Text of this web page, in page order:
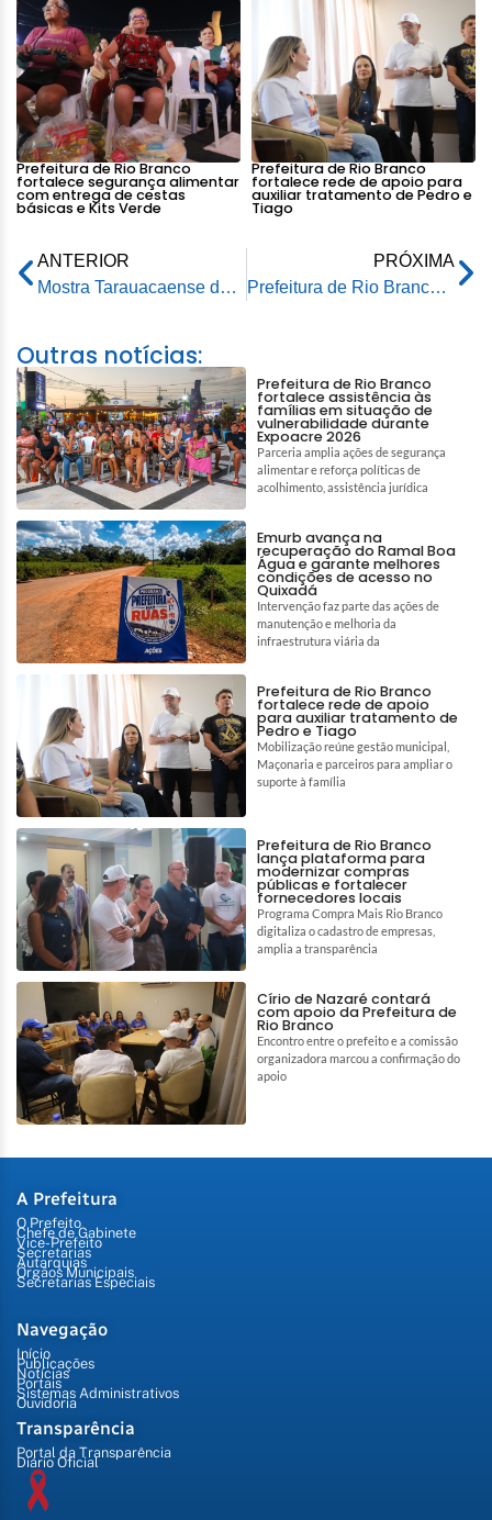
Prefeitura de Rio Branco
fortalece segurança alimentar
com entrega de cestas
básicas e Kits Verde
Prefeitura de Rio Branco
fortalece rede de apoio para
auxiliar tratamento de Pedro e
Tiago
ANTERIOR
Mostra Tarauacaense dos Produtores Rurais destaca o abacaxi de Tarauacá em Rio Branco
PRÓXIMA
Prefeitura de Rio Branco protocola na Câmara Municipal Marco Regulatório do Transporte Coletivo da capital
Outras notícias:
Prefeitura de Rio Branco
fortalece assistência às
famílias em situação de
vulnerabilidade durante
Expoacre 2026
Parceria amplia ações de segurança
alimentar e reforça políticas de
acolhimento, assistência jurídica
Emurb avança na
recuperação do Ramal Boa
Água e garante melhores
condições de acesso no
Quixadá
Intervenção faz parte das ações de
manutenção e melhoria da
infraestrutura viária da
Prefeitura de Rio Branco
fortalece rede de apoio
para auxiliar tratamento de
Pedro e Tiago
Mobilização reúne gestão municipal,
Maçonaria e parceiros para ampliar o
suporte à família
Prefeitura de Rio Branco
lança plataforma para
modernizar compras
públicas e fortalecer
fornecedores locais
Programa Compra Mais Rio Branco
digitaliza o cadastro de empresas,
amplia a transparência
Círio de Nazaré contará
com apoio da Prefeitura de
Rio Branco
Encontro entre o prefeito e a comissão
organizadora marcou a confirmação do
apoio
A Prefeitura
O Prefeito
Chefe de Gabinete
Vice-Prefeito
Secretarias
Autarquias
Órgãos Municipais
Secretarias Especiais
Navegação
Início
Publicações
Notícias
Portais
Sistemas Administrativos
Ouvidoria
Transparência
Portal da Transparência
Diário Oficial